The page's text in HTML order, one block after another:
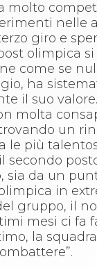
molto
nelle
giro e
olimpica si
come se
ha
il suo
molta
un
le più
secondo
sia da un
in
gruppo, il
mesi ci fa
la